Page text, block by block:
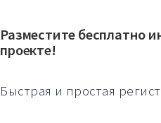
Разместите бесплатно
проекте!
Быстрая и простая